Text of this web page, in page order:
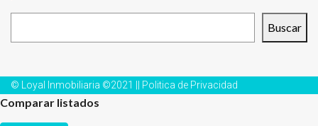
Buscar
© Loyal Inmobiliaria ©2021 || Politica de Privacidad
Comparar listados